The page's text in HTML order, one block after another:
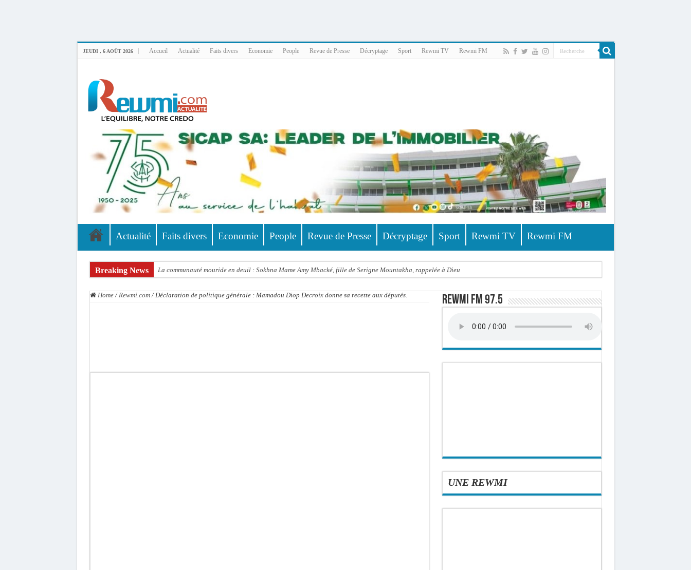
JEUDI , 6 AOÛT 2026 Accueil Actualité Faits divers Economie People Revue de Presse Décryptage Sport Rewmi TV Rewmi FM
Actualité Faits divers Economie People Revue de Presse Décryptage Sport Rewmi TV Rewmi FM
Breaking News La communauté mouride en deuil : Sokhna Mame Amy Mbacké, fille de Serigne Mountakha, rappelée à Dieu
Home / Rewmi.com / Déclaration de politique générale : Mamadou Diop Decroix donne sa recette aux députés. Rewmi FM 97.5
UNE REWMI